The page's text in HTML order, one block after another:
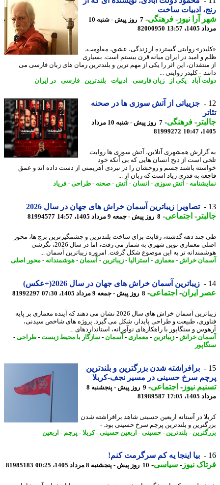
ادبیات ساخت
آرا نیوز-فرهنگی-
7 روز پیش - شنبه 10
13:57
82000950
روایتی گسترده از زندگی، عشق، مقاومت،
و امید در ایران میانه قرن بیستم است. بسیاری
این اثر را یکی از مهم ترین و بلندترین رمان های زبان فارسی می
- کلیدر روایتی ...
آباد- یکی از-زبان فارسی -ادبیات-بلندترین- فارسی -در ایران
جزییاتی از آتش سوزی ها در صحنه
-فرهنگی-
7 روز پیش - شنبه 10 مرداد
81999272
همشهری آنلاین، آتش سوزی ها روایت
است از ذبح انسان هایی که بی آنکه خود
باشند جسم و روحشان را در نبردی اهریمنی از دست داده اند و عمق
به قدری زیاد است که زبان از ...
-آتش سوزی- انسان-آتش -صحنه-طراحی -فریاد
تصاویر| زیباترین آسمان خراش های جهان در سال 2026
-اجتماعی-8 روز پیش - جمعه 9 مرداد 1405، 14:57 81994577
دهه گذشته، رقابت برای ساخت بلندترین و چشمگیرترین برج ها، محور
اصلی معماری نوین شهری به شمار می رفت، اما در سال 2026، نگرشی
تر به این موضوع شکل گرفت. امروزه زیباترین آسمان ...
خراش -معماری- استرالیا- زیباترین- آسمان-هوشمندانه- محور اصلی
زیباترین آسمان خراش های جهان در سال 2026(+عکس)
ایران- اجتماعی-8 روز پیش - جمعه 9 مرداد 1405، 07:30 81992297
زیباترین آسمان خراش های سال 2026 نشان می دهند که آینده معماری بر پایه
طبیعت و طراحی پایدار، شکل می گیرد. پروژه های شاخص سیدنی،
و سنگاپور با راهکارهای نوآورانه، استانداردهای ...
خراش -زیباترین- معماری- آسمان-سازگار با محیط زیست-طراحی -
برافراشته شدن بزرگترین و بلندترین
سرخ حسینی در مسیر نجف-کربلا
نیوز-اجتماعی-
9 روز پیش - پنجشنبه 8
17:05
81989587
در آستانه اربعین حسینی شاهد برافراشته شدن
و بلندترین پرچم سرخ حسینی بود. -
- بلندترین- حسینی-اربعین حسینی-کربلا- پرچم-اربعین
بیا اینجا یه کم سرگرمت کنم!
نیوز-سیاسی-10 روز پیش - پنجشنبه 8 مرداد 1405، 00:25 81985183